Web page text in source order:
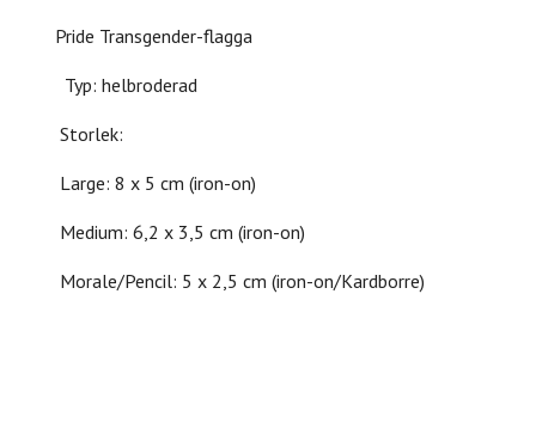
Pride Transgender-flagga
Typ: helbroderad
Storlek:
Large: 8 x 5 cm (iron-on)
Medium: 6,2 x 3,5 cm (iron-on)
Morale/Pencil: 5 x 2,5 cm (iron-on/Kardborre)